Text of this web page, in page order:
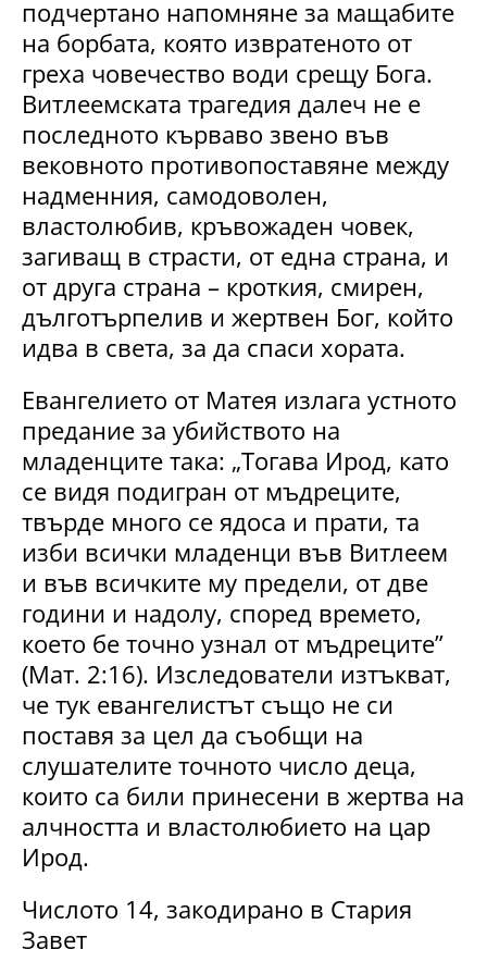
подчертано напомняне за мащабите
на борбата, която извратеното от
греха човечество води срещу Бога.
Витлеемската трагедия далеч не е
последното кърваво звено във
вековното противопоставяне между
надменния, самодоволен,
властолюбив, кръвожаден човек,
загиващ в страсти, от една страна, и
от друга страна – кроткия, смирен,
дълготърпелив и жертвен Бог, който
идва в света, за да спаси хората.
Евангелието от Матея излага устното
предание за убийството на
младенците така: „Тогава Ирод, като
се видя подигран от мъдреците,
твърде много се ядоса и прати, та
изби всички младенци във Витлеем
и във всичките му предели, от две
години и надолу, според времето,
което бе точно узнал от мъдреците”
(Мат. 2:16). Изследователи изтъкват,
че тук евангелистът също не си
поставя за цел да съобщи на
слушателите точното число деца,
които са били принесени в жертва на
алчността и властолюбието на цар
Ирод.
Числото 14, закодирано в Стария
Завет